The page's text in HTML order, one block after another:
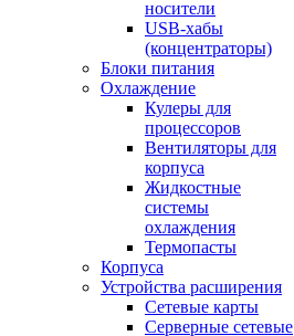
носители
USB-хабы
(концентраторы)
Блоки питания
Охлаждение
Кулеры для
процессоров
Вентиляторы для
корпуса
Жидкостные
системы
охлаждения
Термопасты
Корпуса
Устройства расширения
Сетевые карты
Серверные сетевые